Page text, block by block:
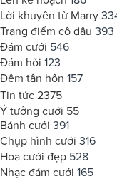
Lời khuyên từ Marry
Trang điểm cô dâu 393
Đám cưới 546
Đám hỏi 123
Đêm tân hôn 157
Tin tức 2375
Ý tưởng cưới 55
Bánh cưới 391
Chụp hình cưới 316
Hoa cưới đẹp 528
Nhạc đám cưới 165